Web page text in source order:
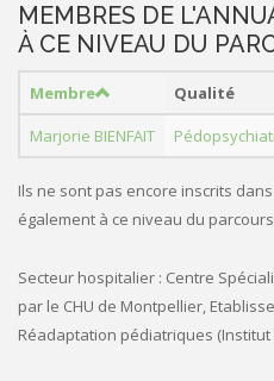
MEMBRES DE
À CE NIVEAU DU
Membre Qualité
Marjorie BIENFAIT
Ils ne sont pas encore inscrits
également à ce niveau du
Secteur hospitalier : Centre
par le CHU de Montpellier,
Réadaptation pédiatriques